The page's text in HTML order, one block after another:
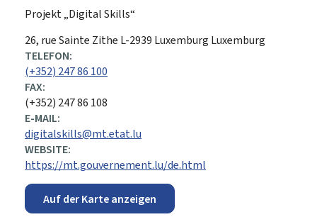
Projekt „Digital Skills“
ADRESSE:
26, rue Sainte Zithe L-2939 Luxemburg Luxemburg
TELEFON:
(+352) 247 86 100
FAX:
(+352) 247 86 108
E-MAIL:
digitalskills@mt.etat.lu
WEBSITE:
https://mt.gouvernement.lu/de.html
Auf der Karte anzeigen